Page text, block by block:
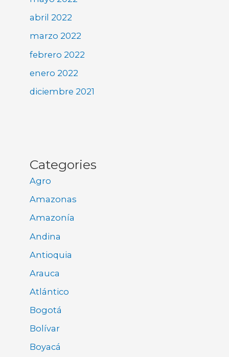
abril 2022
marzo 2022
febrero 2022
enero 2022
diciembre 2021
Categories
Agro
Amazonas
Amazonía
Andina
Antioquia
Arauca
Atlántico
Bogotá
Bolívar
Boyacá